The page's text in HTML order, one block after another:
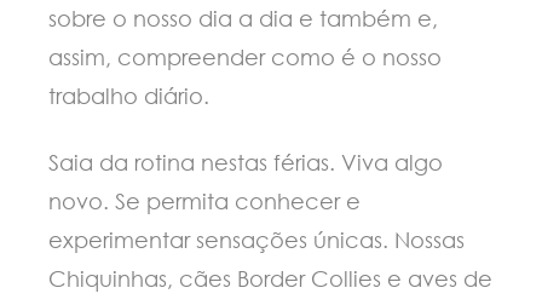
sobre o nosso dia a dia e também e,
assim, compreender como é o nosso
trabalho diário.
Saia da rotina nestas férias. Viva algo
novo. Se permita conhecer e
experimentar sensações únicas. Nossas
Chiquinhas, cães Border Collies e aves de